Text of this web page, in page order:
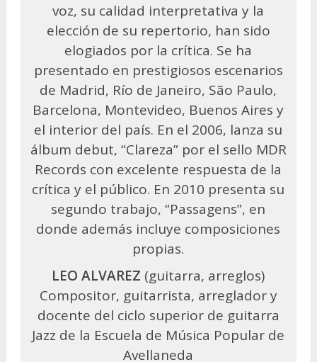
voz, su calidad interpretativa y la
elección de su repertorio, han sido
elogiados por la crítica. Se ha
presentado en prestigiosos escenarios
de Madrid, Río de Janeiro, São Paulo,
Barcelona, Montevideo, Buenos Aires y
el interior del país. En el 2006, lanza su
álbum debut, “Clareza” por el sello MDR
Records con excelente respuesta de la
crítica y el público. En 2010 presenta su
segundo trabajo, “Passagens”, en
donde además incluye composiciones
propias.
LEO ALVAREZ (guitarra, arreglos)
Compositor, guitarrista, arreglador y
docente del ciclo superior de guitarra
Jazz de la Escuela de Música Popular de
Avellaneda